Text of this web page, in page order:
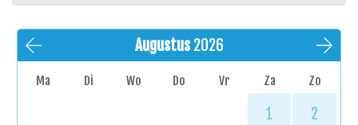
Augustus 2026
Ma Di Wo Do Vr Za Zo
1 2